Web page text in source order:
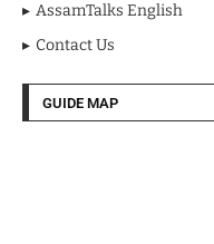
AssamTalks English
Contact Us
GUIDE MAP